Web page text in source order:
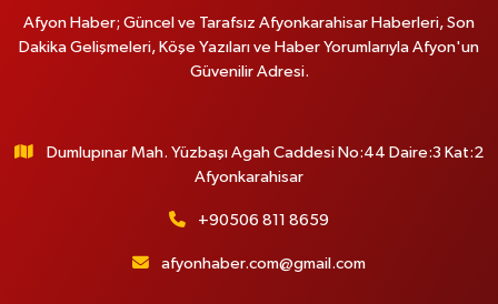
Afyon Haber; Güncel ve Tarafsız Afyonkarahisar Haberleri, Son
Dakika Gelişmeleri, Köşe Yazıları ve Haber Yorumlarıyla Afyon'un
Güvenilir Adresi.
Dumlupınar Mah. Yüzbaşı Agah Caddesi No:44 Daire:3 Kat:2
Afyonkarahisar
+90506 811 8659
afyonhaber.com@gmail.com